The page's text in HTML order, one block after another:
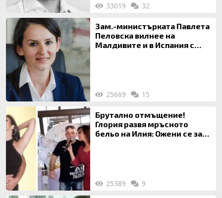
33019 32
Зам.-министърката Павлета
Пеловска вилнее на
Малдивите и в Испания с
25669 15
Брутално отмъщение!
Глория развя мръсното
бельо на Илия: Ожени се за
25389 9